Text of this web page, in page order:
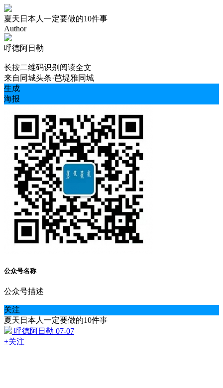
夏天日本人一定要做的10件事
Author
呼德阿日勒
长按二维码识别阅读全文
来自 同城头条·芭堤雅同城
生成
海报
公众号名称
公众号描述
关注
夏天日本人一定要做的10件事
呼德阿日勒 07-07
+关注